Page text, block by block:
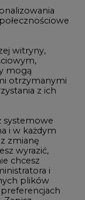
witryny,
mogą
otrzymanymi
z ich
systemowe
i w każdym
zmianę
wyrazić,
chcesz
i
plików